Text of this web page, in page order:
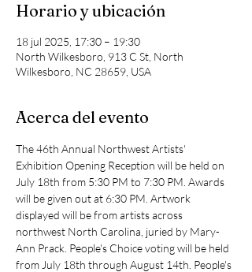
Horario y ubicación
18 jul 2025, 17:30 – 19:30
North Wilkesboro, 913 C St, North
Wilkesboro, NC 28659, USA
Acerca del evento
The 46th Annual Northwest Artists'
Exhibition Opening Reception will be held on
July 18th from 5:30 PM to 7:30 PM. Awards
will be given out at 6:30 PM. Artwork
displayed will be from artists across
northwest North Carolina, juried by Mary-
Ann Prack. People's Choice voting will be held
from July 18th through August 14th. People's